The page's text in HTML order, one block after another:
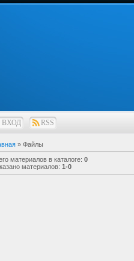
ВХОД RSS
» Файлы
материалов в каталоге: 0
материалов: 1-0